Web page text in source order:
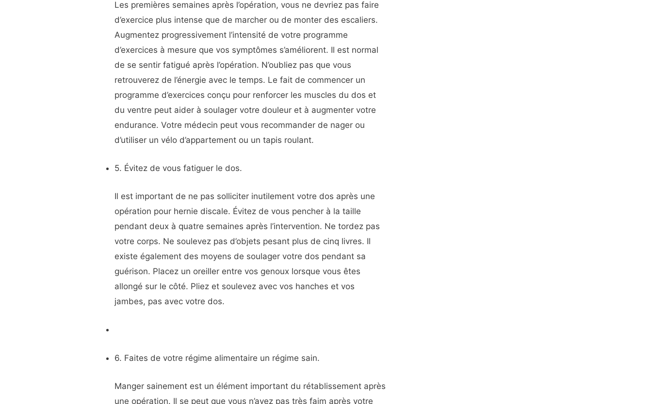
Les premières semaines après l’opération, vous ne devriez pas faire
d’exercice plus intense que de marcher ou de monter des escaliers.
Augmentez progressivement l’intensité de votre programme
d’exercices à mesure que vos symptômes s’améliorent. Il est normal
de se sentir fatigué après l’opération. N’oubliez pas que vous
retrouverez de l’énergie avec le temps. Le fait de commencer un
programme d’exercices conçu pour renforcer les muscles du dos et
du ventre peut aider à soulager votre douleur et à augmenter votre
endurance. Votre médecin peut vous recommander de nager ou
d’utiliser un vélo d’appartement ou un tapis roulant.
5. Évitez de vous fatiguer le dos.
Il est important de ne pas solliciter inutilement votre dos après une
opération pour hernie discale. Évitez de vous pencher à la taille
pendant deux à quatre semaines après l’intervention. Ne tordez pas
votre corps. Ne soulevez pas d’objets pesant plus de cinq livres. Il
existe également des moyens de soulager votre dos pendant sa
guérison. Placez un oreiller entre vos genoux lorsque vous êtes
allongé sur le côté. Pliez et soulevez avec vos hanches et vos
jambes, pas avec votre dos.
6. Faites de votre régime alimentaire un régime sain.
Manger sainement est un élément important du rétablissement après
une opération. Il se peut que vous n’ayez pas très faim après votre